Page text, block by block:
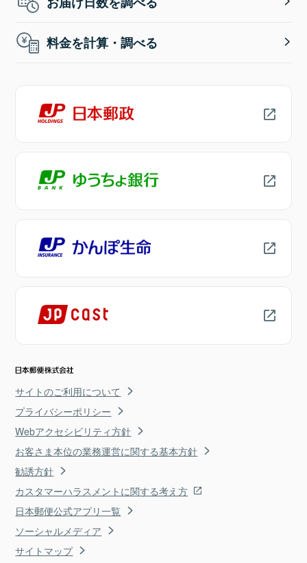
料金を計算・調べる
サイトのご利用について
プライバシーポリシー
Webアクセシビリティ方針
お客さま本位の業務運営に関する基本方針
勧誘方針
カスタマーハラスメントに関する考え方
日本郵便公式アプリ一覧
ソーシャルメディア
サイトマップ